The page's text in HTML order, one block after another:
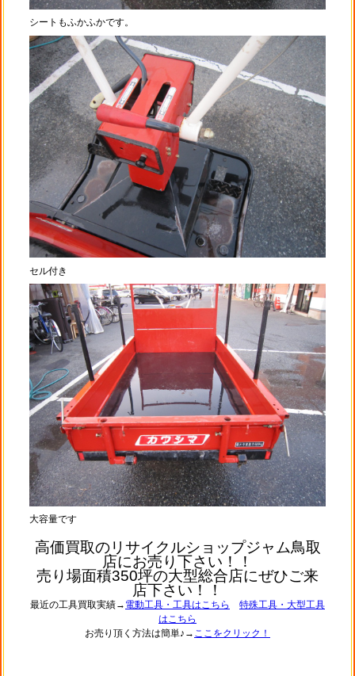
シートもふかふかです。
セル付き
大容量です
高価買取のリサイクルショップジャム鳥取
店にお売り下さい！！
売り場面積350坪の大型総合店にぜひご来
店下さい！！
最近の工具買取実績→ 電動工具・工具はこちら
特殊工具・大型工具
はこちら
お売り頂く方法は簡単♪→ ここをクリック！